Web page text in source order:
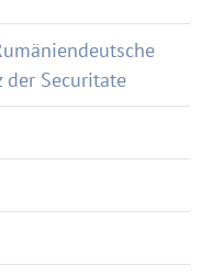
der Securitate